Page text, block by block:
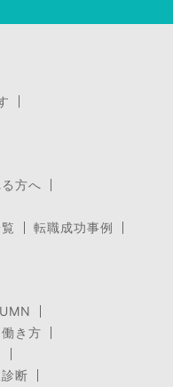
方へ
転職成功事例
き方
断